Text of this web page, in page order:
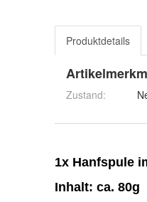
Produktdetails
Zustand: